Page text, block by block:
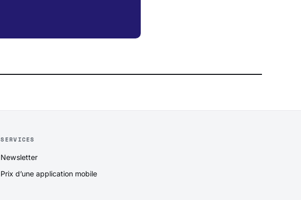
SERVICES
Newsletter
Prix d’une application mobile